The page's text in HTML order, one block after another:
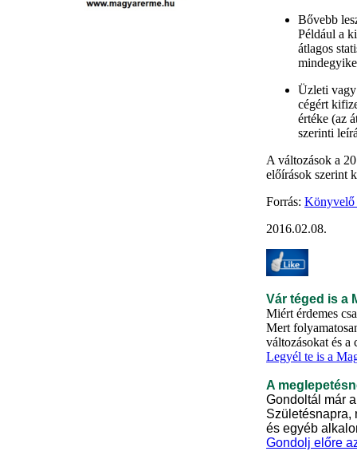
Bővebb
Például a
átlagos
Üzleti vagy
cégért
értéke (az
szerinti
A változások a
előírások szerint
Forrás:
2016.02.08.
Vár téged is a
Miért érdemes
Mert
változásokat és
Legyél te is a
A
Gondoltál már
Születésnapra,
és egyéb
Gondolj előre